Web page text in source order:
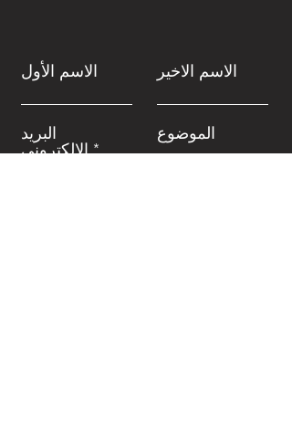
الاسم الأول الاسم الاخير
البريد
الالكتروني
الموضوع